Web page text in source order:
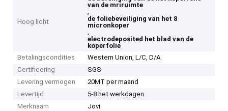
Hoog licht
van de mriruimte
,
de foliebeveiliging van het 8
micronkoper
,
electrodeposited het blad van de
koperfolie
Betalingscondities
Western Union, L/C, D/A
Certificering
SGS
Levering vermogen
20MT per maand
Levertijd
5-8 het werkdagen
Merknaam
Jovi